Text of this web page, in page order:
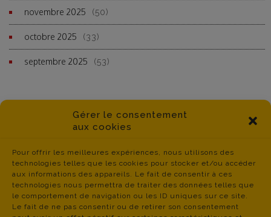
Gérer le consentement
aux cookies
Pour offrir les meilleures expériences, nous utilisons des
technologies telles que les cookies pour stocker et/ou accéder
aux informations des appareils. Le fait de consentir à ces
technologies nous permettra de traiter des données telles que
le comportement de navigation ou les ID uniques sur ce site.
Le fait de ne pas consentir ou de retirer son consentement
novembre 2025 (50)
octobre 2025 (33)
septembre 2025 (53)